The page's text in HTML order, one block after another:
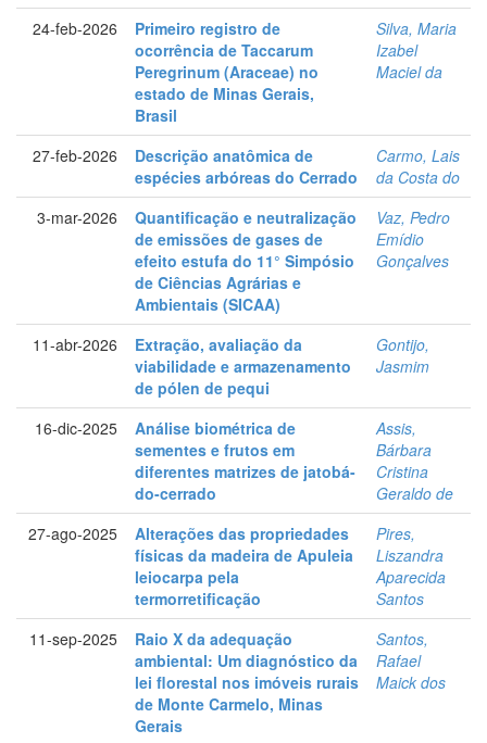
24-feb-2026
Primeiro registro de
ocorrência de Taccarum
Peregrinum (Araceae) no
estado de Minas Gerais,
Brasil
Silva, Maria
Izabel
Maciel da
27-feb-2026
Descrição anatômica de
espécies arbóreas do Cerrado
Carmo, Lais
da Costa do
3-mar-2026
Quantificação e neutralização
de emissões de gases de
efeito estufa do 11° Simpósio
de Ciências Agrárias e
Ambientais (SICAA)
Vaz, Pedro
Emídio
Gonçalves
11-abr-2026
Extração, avaliação da
viabilidade e armazenamento
de pólen de pequi
Gontijo,
Jasmim
16-dic-2025
Análise biométrica de
sementes e frutos em
diferentes matrizes de jatobá-
do-cerrado
Assis,
Bárbara
Cristina
Geraldo de
27-ago-2025
Alterações das propriedades
físicas da madeira de Apuleia
leiocarpa pela
termorretificação
Pires,
Liszandra
Aparecida
Santos
11-sep-2025
Raio X da adequação
ambiental: Um diagnóstico da
lei florestal nos imóveis rurais
de Monte Carmelo, Minas
Gerais
Santos,
Rafael
Maick dos